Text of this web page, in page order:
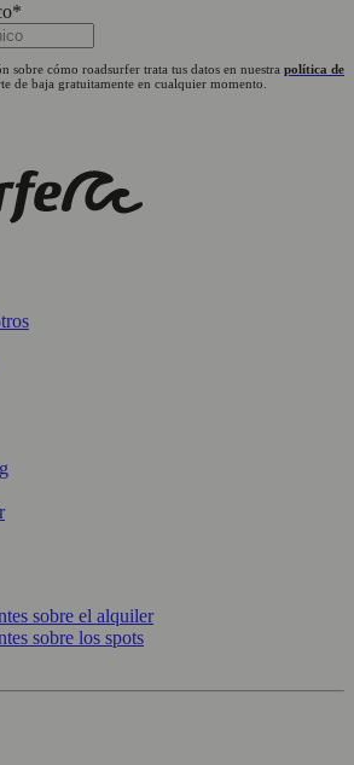
*
sobre cómo roadsurfer trata tus datos en nuestra política de
de baja gratuitamente en cualquier momento.
sobre el alquiler
sobre los spots